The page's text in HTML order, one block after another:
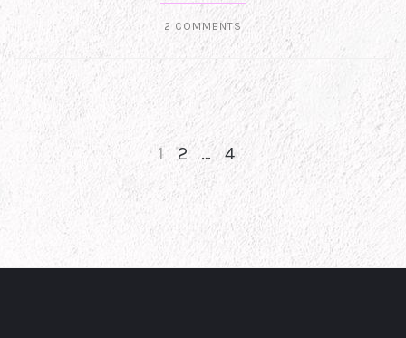
2 COMMENTS
1 2 … 4 NEXT